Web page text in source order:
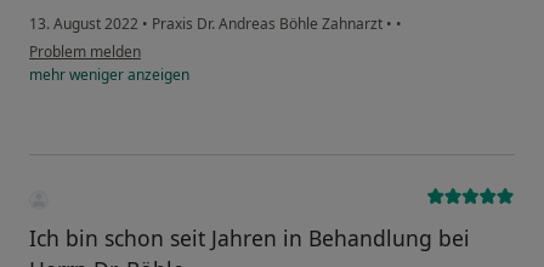
13. August 2022 • Praxis Dr. Andreas Böhle Zahnarzt • •
Problem melden
mehrwenigeranzeigen
Ich bin schon seit Jahren in Behandlung bei